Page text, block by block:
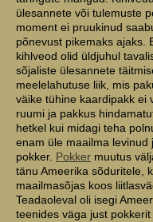
ülesannete või tulemuste
moment ei pruukinud
põnevust pikemaks ajaks.
kihlveod olid üldjuhul
sõjaliste ülesannete
meelelahutuse liik, mis
väike tühine kaardipakk ei
ruumi ja pakkus
hetkel kui midagi teha
enam üle maailma
pokker. Pokker muutus
tänu Ameerika sõduritele,
maailmasõjas koos
Teadaoleval oli isegi
teenides väga just pokkerit